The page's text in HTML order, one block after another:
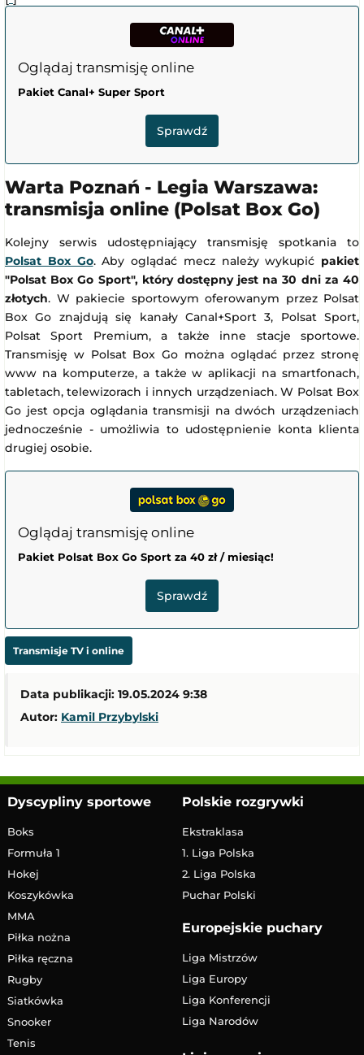
Oglądaj transmisję online
Pakiet Canal+ Super Sport
Sprawdź
Warta Poznań - Legia Warszawa:
transmisja online (Polsat Box Go)
Kolejny serwis udostępniający transmisję spotkania to
Polsat Box Go. Aby oglądać mecz należy wykupić pakiet
"Polsat Box Go Sport", który dostępny jest na 30 dni za 40
złotych. W pakiecie sportowym oferowanym przez Polsat
Box Go znajdują się kanały Canal+Sport 3, Polsat Sport,
Polsat Sport Premium, a także inne stacje sportowe.
Transmisję w Polsat Box Go można oglądać przez stronę
www na komputerze, a także w aplikacji na smartfonach,
tabletach, telewizorach i innych urządzeniach. W Polsat Box
Go jest opcja oglądania transmisji na dwóch urządzeniach
jednocześnie - umożliwia to udostępnienie konta klienta
drugiej osobie.
Oglądaj transmisję online
Pakiet Polsat Box Go Sport za 40 zł / miesiąc!
Sprawdź
Transmisje TV i online
Data publikacji: 19.05.2024 9:38
Autor: Kamil Przybylski
Dyscypliny sportowe
Boks
Formuła 1
Hokej
Koszykówka
MMA
Piłka nożna
Piłka ręczna
Rugby
Siatkówka
Snooker
Tenis
Polskie rozgrywki
Ekstraklasa
1. Liga Polska
2. Liga Polska
Puchar Polski
Europejskie puchary
Liga Mistrzów
Liga Europy
Liga Konferencji
Liga Narodów